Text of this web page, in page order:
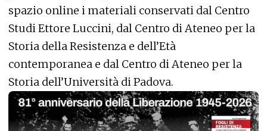
spazio online i materiali conservati dal Centro
Studi Ettore Luccini, dal Centro di Ateneo per la
Storia della Resistenza e dell’Età
contemporanea e dal Centro di Ateneo per la
Storia dell’Università di Padova.